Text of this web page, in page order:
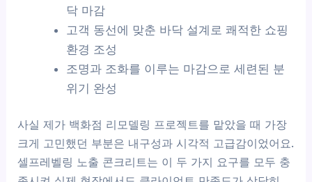
닥 마감
고객 동선에 맞춘 바닥 설계로 쾌적한 쇼핑
환경 조성
조명과 조화를 이루는 마감으로 세련된 분
위기 완성
사실 제가 백화점 리모델링 프로젝트를 맡았을 때 가장
크게 고민했던 부분은 내구성과 시각적 고급감이었어요.
셀프레벨링 노출 콘크리트는 이 두 가지 요구를 모두 충